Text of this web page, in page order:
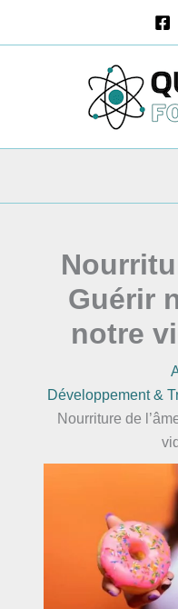
Guérir
notre
Développement &
Nourriture de